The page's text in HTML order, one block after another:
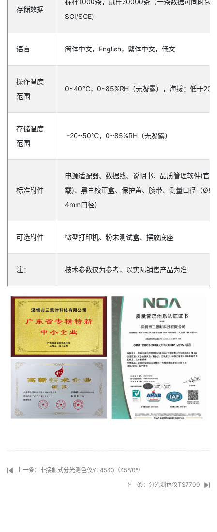
存储数据
标样1000条，试样20000条（一条数据可同时包
SCI/SCE）
语言 简体中文，English，繁体中文，俄文
操作温度
范围
0~40℃，0~85%RH（无凝露），海拔：低于
存储温度
范围
-20~50℃，0~85%RH（无凝露）
标准附件
电源适配器、数据线、说明书、品质管理软件(官
载)、黑白校正盒、保护盖、腕带、测量口径（Ø8
4mm口径）
可选附件 微型打印机、粉末测试盒、摆放底座
注： 技术参数仅为参考，以实际销售产品为准
上一条：非接触式分光测色仪YL4560（45°/0°）
下一条：分光测色仪TS7700